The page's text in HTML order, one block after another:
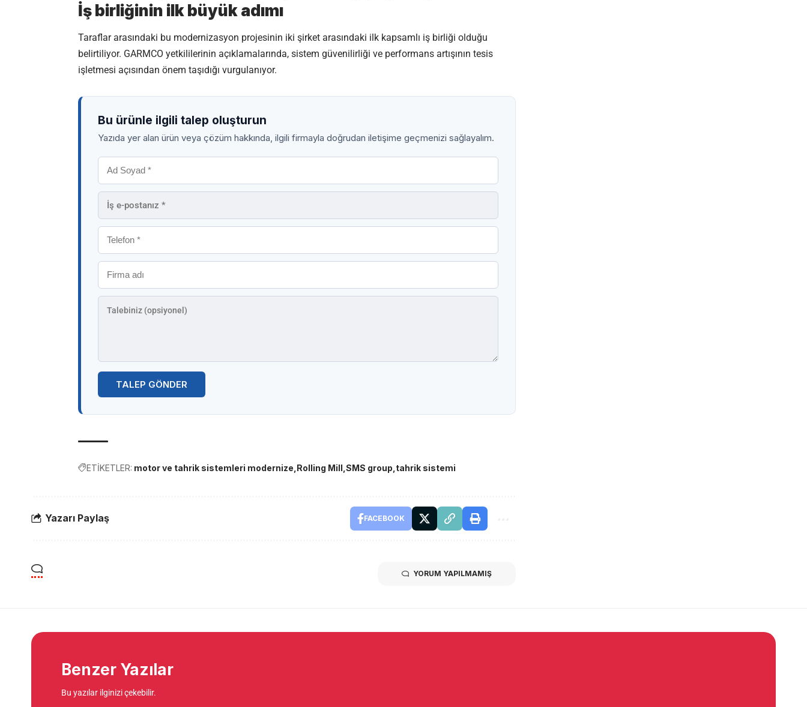
İş birliğinin ilk büyük adımı
Taraflar arasındaki bu modernizasyon projesinin iki şirket arasındaki ilk kapsamlı iş birliği olduğu
belirtiliyor. GARMCO yetkililerinin açıklamalarında, sistem güvenilirliği ve performans artışının tesis
işletmesi açısından önem taşıdığı vurgulanıyor.
Bu ürünle ilgili talep oluşturun
Yazıda yer alan ürün veya çözüm hakkında, ilgili firmayla doğrudan iletişime geçmenizi sağlayalım.
TALEP GÖNDER
ETİKETLER: motor ve tahrik sistemleri modernize Rolling Mill SMS group tahrik sistemi
Yazarı Paylaş FACEBOOK
YORUM YAPILMAMIŞ
Benzer Yazılar
Bu yazılar ilginizi çekebilir.